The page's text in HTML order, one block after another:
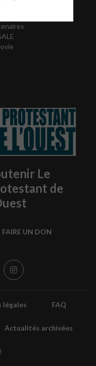
Le
de
FAIRE UN DON
légales FAQ
Actualités archivées